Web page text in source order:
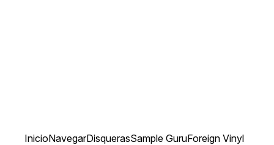
InicioNavegarDisquerasSample GuruForeign Vinyl